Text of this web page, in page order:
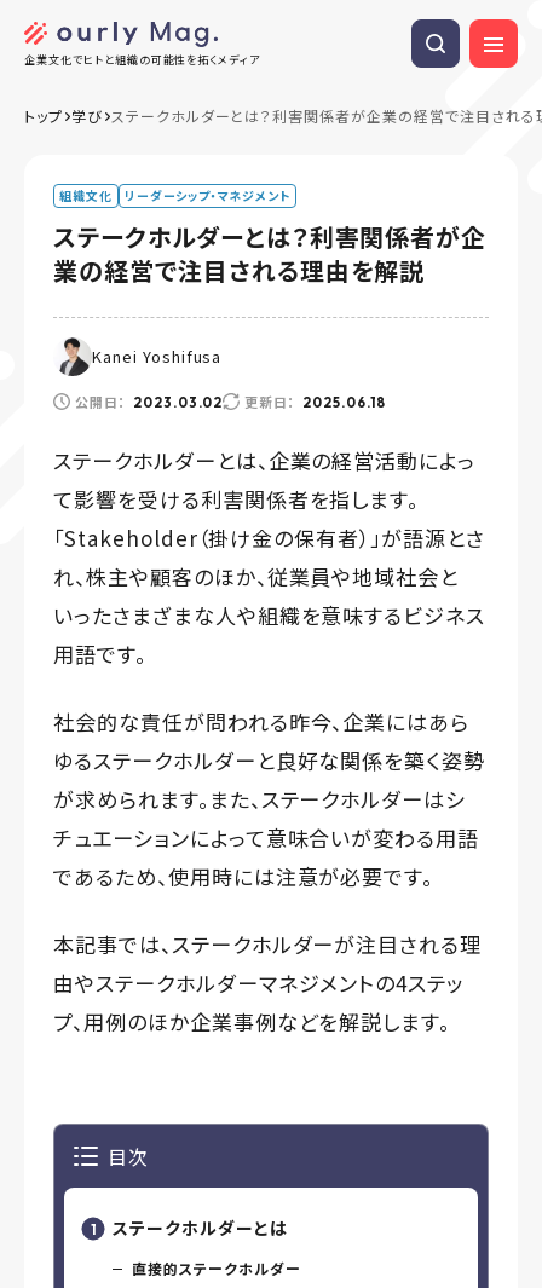
企業文化でヒトと組織の可能性を拓くメディア
トップ 学び ステークホルダーとは？利害関係者が企業の経営で注目される
組織文化 リーダーシップ・マネジメント
ステークホルダーとは？利害関係者が企
業の経営で注目される理由を解説
Kanei Yoshifusa
公開日： 2023.03.02 更新日： 2025.06.18
ステークホルダーとは、企業の経営活動によっ
て影響を受ける利害関係者を指します。
「Stakeholder（掛け金の保有者）」が語源とさ
れ、株主や顧客のほか、従業員や地域社会と
いったさまざまな人や組織を意味するビジネス
用語です。
社会的な責任が問われる昨今、企業にはあら
ゆるステークホルダーと良好な関係を築く姿勢
が求められます。また、ステークホルダーはシ
チュエーションによって意味合いが変わる用語
であるため、使用時には注意が必要です。
本記事では、ステークホルダーが注目される理
由やステークホルダーマネジメントの4ステッ
プ、用例のほか企業事例などを解説します。
目次
ステークホルダーとは
直接的ステークホルダー